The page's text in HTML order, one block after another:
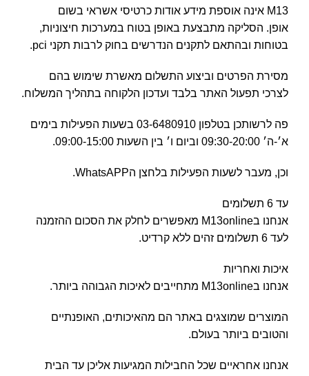
M13 אינה אוספת מידע אודות כרטיסי אשראי בשום
אופן. הסליקה מתבצעת באופן בטוח במערכות חיצוניות,
בטוחות ובהתאם לתקנים הנדרשים בחוק לרבות תקני pci.
מסירת הפרטים וביצוע התשלום מאשרת שימוש בהם
לצרכי תפעול האתר בלבד ועדכון הלקוחה בתהליך המשלוח.
פה לרשותכן בטלפון 03-6480910 בשעות הפעילות בימים
א׳-ה׳ 09:30-20:00 וביום ו׳ בין השעות 09:00-15:00.
וכן, מעבר לשעות הפעילות בלחצן הWhatsAPP.
עד 6 תשלומים
אנחנו בM13online מאפשרים לחלק את הסכום ההזמנה
לעד 6 תשלומים זהים ללא קרדיט.
איכות ואחריות
אנחנו בM13online מתחייבים לאיכות הגבוהה ביותר.
המוצרים שמוצגים באתר הם מהאיכותים, האופנתיים
והטובים ביותר בעולם.
אנחנו אחראיים שכל החבילות המגיעות אליכן עד הבית